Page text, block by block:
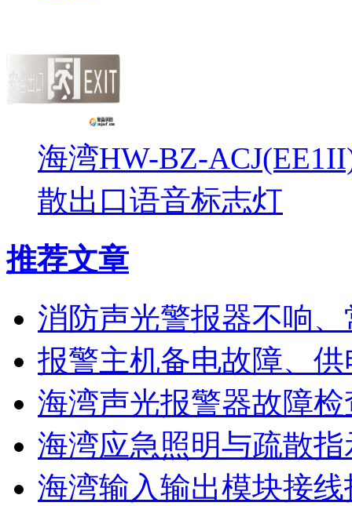
海湾HW-BZ-
散出口语音标志灯
推荐文章
消防声光警报器不响
报警主机备电故障、
海湾声光报警器故障
海湾应急照明与疏散
海湾输入输出模块接